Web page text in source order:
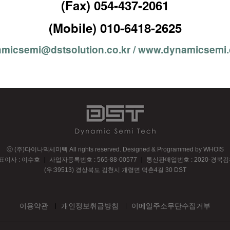
(Fax) 054-437-2061
(Mobile) 010-6418-2625
/
ⓒ (주)다이나믹세미텍 All rights reserved. Designed & Programmed by WHOIS
이사 : 이수호 사업자등록번호 : 565-88-00577 통신판매업번호 : 2020-경북
(우:39513) 경상북도 김천시 개령면 덕촌4길 30 DST
이용약관 개인정보취급방침 이메일주소무단수집거부